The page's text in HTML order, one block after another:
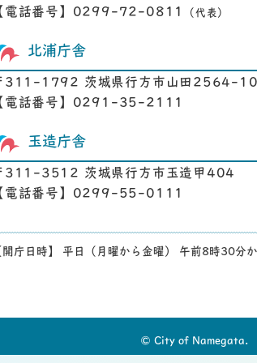
電話番号】0299-72-0811
（代表）
北浦庁舎
311-1792 茨城県行方市山田2564-10
電話番号】0291-35-2111
玉造庁舎
311-3512 茨城県行方市玉造甲404
電話番号】0299-55-0111
開庁日時】 平日（月曜から金曜） 午前8時30分
© City of Namegata.